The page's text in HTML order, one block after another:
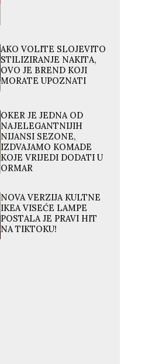
AKO VOLITE SLOJEVITO
STILIZIRANJE NAKITA,
OVO JE BREND KOJI
MORATE UPOZNATI
OKER JE JEDNA OD
NAJELEGANTNIJIH
NIJANSI SEZONE,
IZDVAJAMO KOMADE
KOJE VRIJEDI DODATI U
ORMAR
NOVA VERZIJA KULTNE
IKEA VISEĆE LAMPE
POSTALA JE PRAVI HIT
NA TIKTOKU!